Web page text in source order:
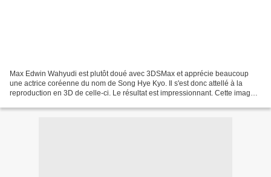
Max Edwin Wahyudi est plutôt doué avec 3DSMax et apprécie beaucoup
une actrice coréenne du nom de Song Hye Kyo. Il s'est donc attellé à la
reproduction en 3D de celle-ci. Le résultat est impressionnant. Cette image